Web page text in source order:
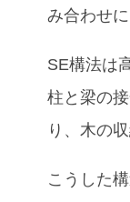
み合わせ
SE構法は
柱と梁の
り、木の
こうした